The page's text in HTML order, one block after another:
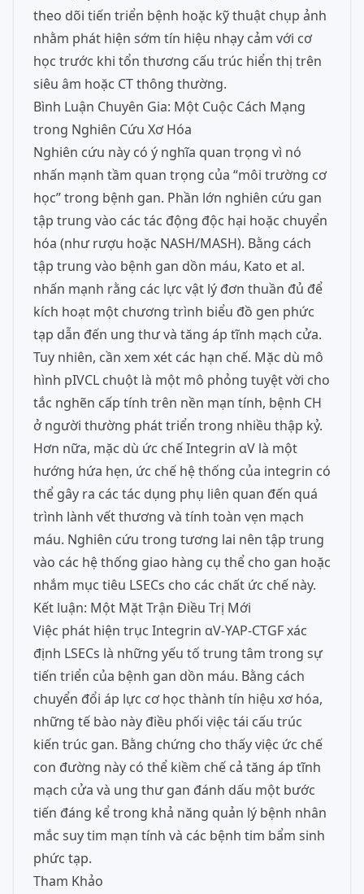
theo dõi tiến triển bệnh hoặc kỹ thuật chụp ảnh
nhằm phát hiện sớm tín hiệu nhạy cảm với cơ
học trước khi tổn thương cấu trúc hiển thị trên
siêu âm hoặc CT thông thường.
Bình Luận Chuyên Gia: Một Cuộc Cách Mạng
trong Nghiên Cứu Xơ Hóa
Nghiên cứu này có ý nghĩa quan trọng vì nó
nhấn mạnh tầm quan trọng của “môi trường cơ
học” trong bệnh gan. Phần lớn nghiên cứu gan
tập trung vào các tác động độc hại hoặc chuyển
hóa (như rượu hoặc NASH/MASH). Bằng cách
tập trung vào bệnh gan dồn máu, Kato et al.
nhấn mạnh rằng các lực vật lý đơn thuần đủ để
kích hoạt một chương trình biểu đồ gen phức
tạp dẫn đến ung thư và tăng áp tĩnh mạch cửa.
Tuy nhiên, cần xem xét các hạn chế. Mặc dù mô
hình pIVCL chuột là một mô phỏng tuyệt vời cho
tắc nghẽn cấp tính trên nền mạn tính, bệnh CH
ở người thường phát triển trong nhiều thập kỷ.
Hơn nữa, mặc dù ức chế Integrin αV là một
hướng hứa hẹn, ức chế hệ thống của integrin có
thể gây ra các tác dụng phụ liên quan đến quá
trình lành vết thương và tính toàn vẹn mạch
máu. Nghiên cứu trong tương lai nên tập trung
vào các hệ thống giao hàng cụ thể cho gan hoặc
nhắm mục tiêu LSECs cho các chất ức chế này.
Kết luận: Một Mặt Trận Điều Trị Mới
Việc phát hiện trục Integrin αV-YAP-CTGF xác
định LSECs là những yếu tố trung tâm trong sự
tiến triển của bệnh gan dồn máu. Bằng cách
chuyển đổi áp lực cơ học thành tín hiệu xơ hóa,
những tế bào này điều phối việc tái cấu trúc
kiến trúc gan. Bằng chứng cho thấy việc ức chế
con đường này có thể kiềm chế cả tăng áp tĩnh
mạch cửa và ung thư gan đánh dấu một bước
tiến đáng kể trong khả năng quản lý bệnh nhân
mắc suy tim mạn tính và các bệnh tim bẩm sinh
phức tạp.
Tham Khảo